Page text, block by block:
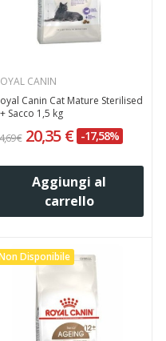
CANIN
Canin Cat Mature Sterilised
Sacco 1,5 kg
€ 20,35 € -17,58%
Aggiungi al
carrello
Disponibile